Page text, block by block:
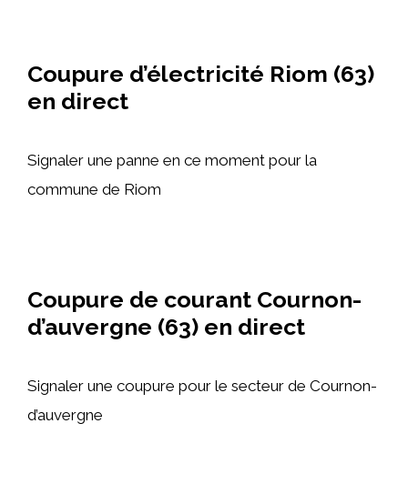
Coupure d’électricité Riom (63)
en direct
Signaler une panne en ce moment pour la
commune de Riom
Coupure de courant Cournon-
d’auvergne (63) en direct
Signaler une coupure pour le secteur de Cournon-
d’auvergne